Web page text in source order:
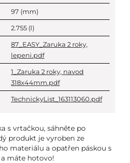
97 (mm)
2.755 (l)
87_EASY_Zaruka 2 roky,
lepeni.pdf
1_Zaruka 2 roky, navod
318x44mm.pdf
TechnickyList_163113060.pdf
s vrtačkou, sáhněte po
produkt je vyroben ze
materiálu a opatřen páskou s
máte hotovo!